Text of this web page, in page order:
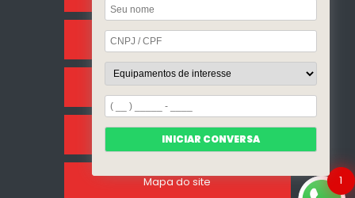
Sobre Nós
Categorias
Clientes
Mapa do site 1
INICIAR CONVERSA